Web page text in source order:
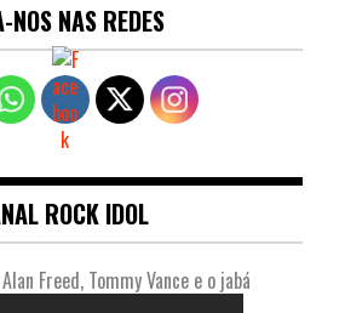
NOS NAS REDES
ROCK IDOL
Freed, Tommy Vance e o jabá